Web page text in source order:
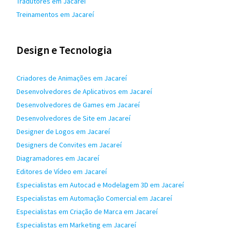
Treinamentos em Jacareí
Design e Tecnologia
Criadores de Animações em Jacareí
Desenvolvedores de Aplicativos em Jacareí
Desenvolvedores de Games em Jacareí
Desenvolvedores de Site em Jacareí
Designer de Logos em Jacareí
Designers de Convites em Jacareí
Diagramadores em Jacareí
Editores de Vídeo em Jacareí
Especialistas em Autocad e Modelagem 3D em Jacareí
Especialistas em Automação Comercial em Jacareí
Especialistas em Criação de Marca em Jacareí
Especialistas em Marketing em Jacareí